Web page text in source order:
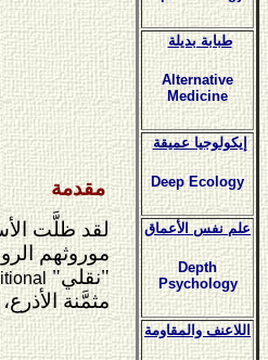
مقدمة
لقد ظلَّت
موروثهم
"نقلي"
مثمَّنة
طبابة بديلة
Alternative
Medicine
إيكولوجيا عميقة
Deep Ecology
علم نفس الأعماق
Depth
Psychology
اللاعنف والمقاومة